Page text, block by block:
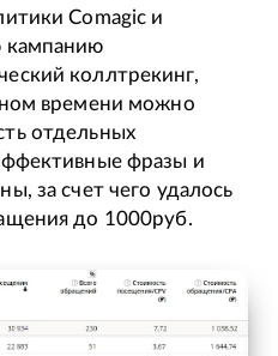
Comagic и
кампанию
коллтрекинг,
времени можно
отдельных
фразы и
за счет чего удалось
до 1000руб.